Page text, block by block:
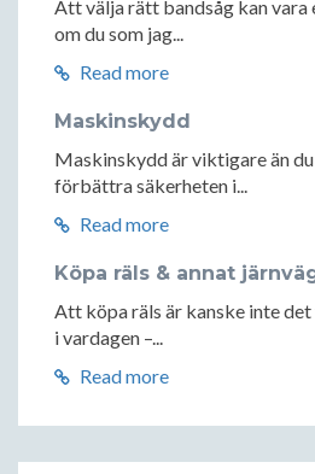
Att välja rätt bandsåg kan vara
om du som jag...
Read more
Maskinskydd
Maskinskydd är viktigare än
förbättra säkerheten i...
Read more
Köpa räls & annat
Att köpa räls är kanske inte
i vardagen –...
Read more